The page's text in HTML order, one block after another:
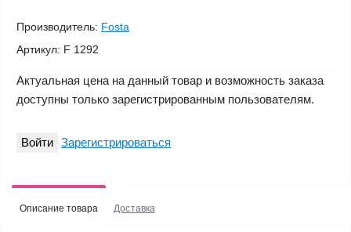
Производитель: Fosta
Артикул: F 1292
Актуальная цена на данный товар и возможность заказа
доступны только зарегистрированным пользователям.
Войти Зарегистрироваться
Описание товара Доставка